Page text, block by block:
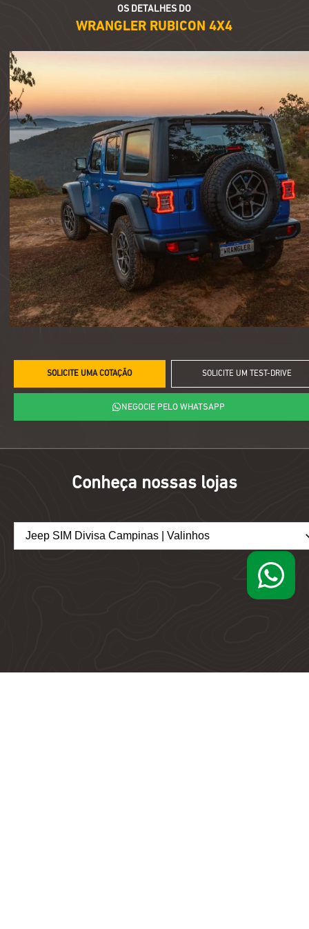
OS DETALHES DO
WRANGLER RUBICON 4X4
SOLICITE UMA COTAÇÃO SOLICITE UM TEST-DRIVE
NEGOCIE PELO WHATSAPP
Conheça nossas lojas